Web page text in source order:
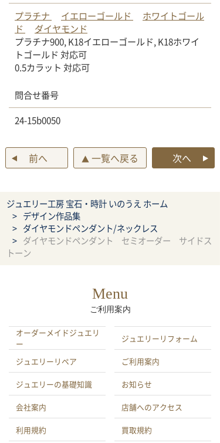
プラチナ
イエローゴールド
ホワイトゴール
ド
ダイヤモンド
プラチナ900, K18イエローゴールド, K18ホワイ
トゴールド 対応可
0.5カラット 対応可
問合せ番号
24-15b0050
前へ ▲ 一覧へ戻る 次へ
ジュエリー工房 宝石・時計 いのうえ ホーム
デザイン作品集
ダイヤモンドペンダント/ネックレス
ダイヤモンドペンダント セミオーダー サイドス
トーン
Menu
ご利用案内
オーダーメイドジュエリ
ー
ジュエリーリフォーム
ジュエリーリペア ご利用案内
ジュエリーの基礎知識 お知らせ
会社案内 店舗へのアクセス
利用規約
買取規約